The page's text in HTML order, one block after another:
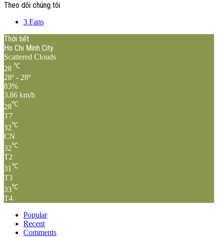
Theo dõi chúng tôi
3 Fans
Thời tiết
Ho Chi Minh City
Scattered Clouds
28 ℃
28º - 28º
83%
3.86 km/h
28℃
T7
32℃
CN
32℃
T2
31℃
T3
33℃
T4
Popular
Recent
Comments